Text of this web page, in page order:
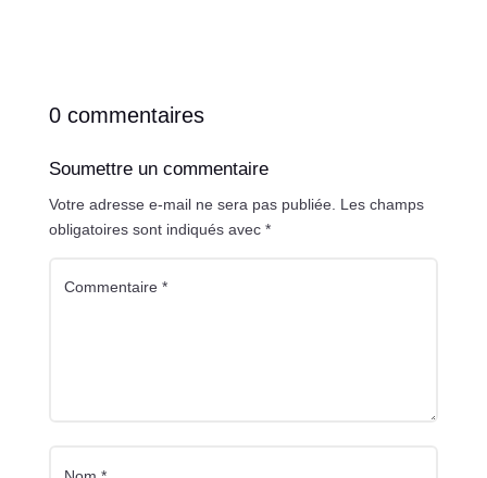
0 commentaires
Soumettre un commentaire
Votre adresse e-mail ne sera pas publiée. Les champs
obligatoires sont indiqués avec *